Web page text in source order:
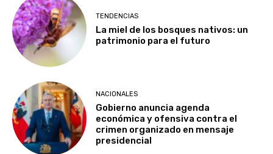
TENDENCIAS
La miel de los bosques nativos: un
patrimonio para el futuro
NACIONALES
Gobierno anuncia agenda
económica y ofensiva contra el
crimen organizado en mensaje
presidencial